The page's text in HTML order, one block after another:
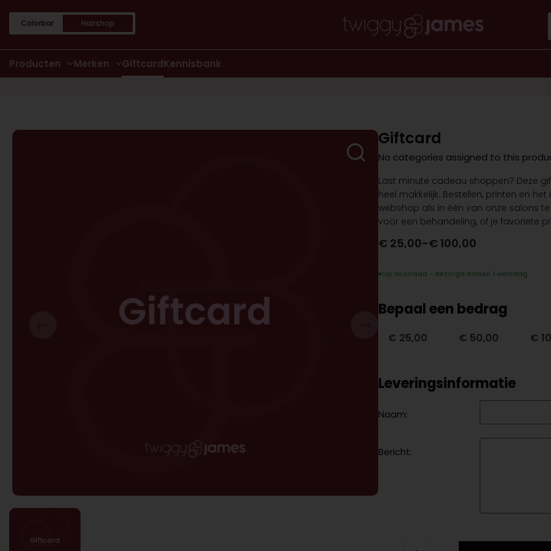
Colorbar Hairshop
Producten Merken GiftcardKennisbank
Giftcard
No categories assigned to this
Last minute cadeau shoppen? Deze
heel makkelijk. Bestellen, printen en
webshop als in één van onze salons
voor een behandeling, of je favoriete
€ 25,00-€ 100,00
Op voorraad - Bezorgd binnen 1 werkdag
Bepaal een bedrag
€ 25,00 € 50,00 €
Leveringsinformatie
Naam:
Bericht: